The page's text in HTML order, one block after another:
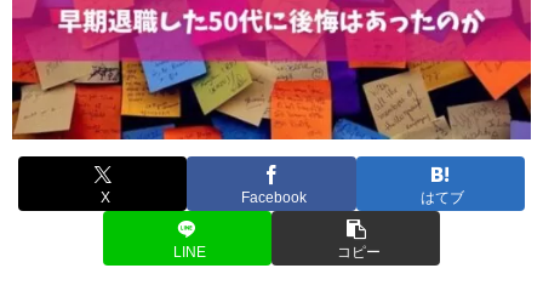
X Facebook はてブ
LINE コピー